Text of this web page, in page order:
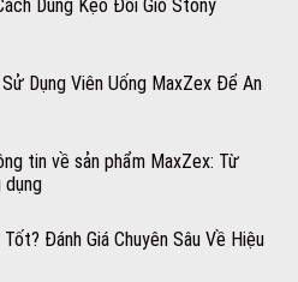
Dùng Kẹo Đổi Gió Stony
Dụng Viên Uống MaxZex Để An
tin về sản phẩm MaxZex: Từ
dụng
Đánh Giá Chuyên Sâu Về Hiệu